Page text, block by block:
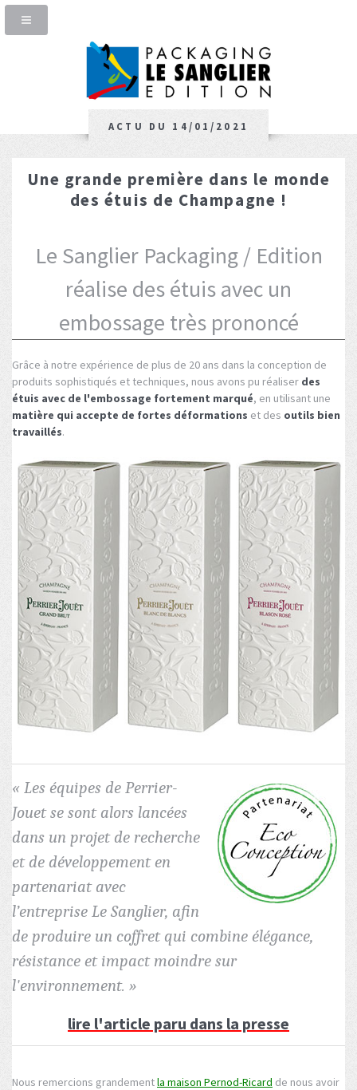
ACTU DU 14/01/2021
Une grande première dans le monde
des étuis de Champagne !
Le Sanglier Packaging / Edition
réalise des étuis avec un
embossage très prononcé
Grâce à notre expérience de plus de 20 ans dans la conception de
produits sophistiqués et techniques, nous avons pu réaliser des
étuis avec de l'embossage fortement marqué, en utilisant une
matière qui accepte de fortes déformations et des outils bien
travaillés.
« Les équipes de Perrier-
Jouet se sont alors lancées
dans un projet de recherche
et de développement en
partenariat avec
l’entreprise Le Sanglier, afin
de produire un coffret qui combine élégance,
résistance et impact moindre sur
l'environnement. »
lire l'article paru dans la presse
Nous remercions grandementla maison Pernod-Ricard de nous avoir